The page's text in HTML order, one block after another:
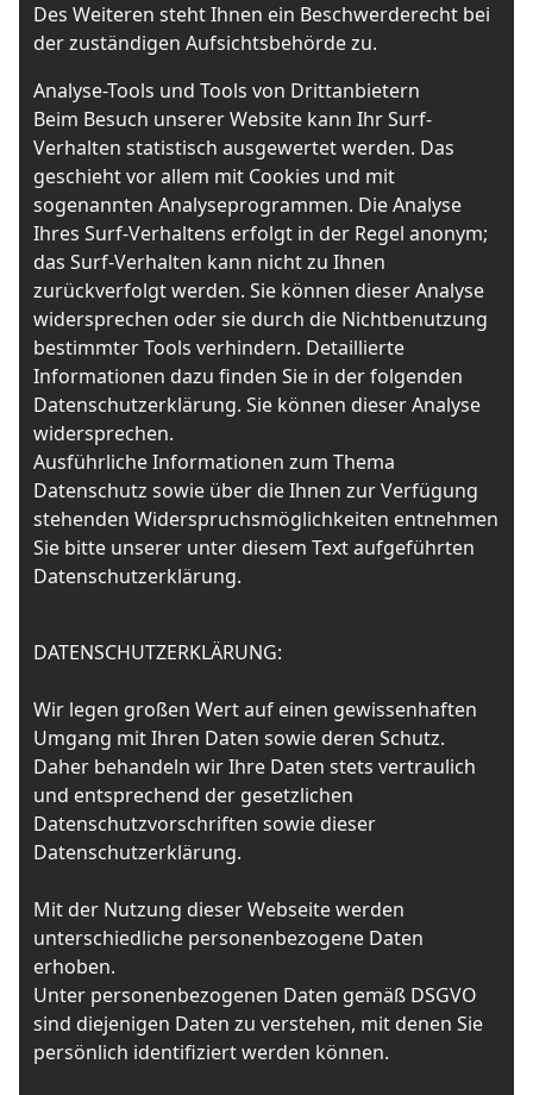
Des Weiteren steht Ihnen ein Beschwerderecht bei
der zuständigen Aufsichtsbehörde zu.
Analyse-Tools und Tools von Drittanbietern
Beim Besuch unserer Website kann Ihr Surf-
Verhalten statistisch ausgewertet werden. Das
geschieht vor allem mit Cookies und mit
sogenannten Analyseprogrammen. Die Analyse
Ihres Surf-Verhaltens erfolgt in der Regel anonym;
das Surf-Verhalten kann nicht zu Ihnen
zurückverfolgt werden. Sie können dieser Analyse
widersprechen oder sie durch die Nichtbenutzung
bestimmter Tools verhindern. Detaillierte
Informationen dazu finden Sie in der folgenden
Datenschutzerklärung. Sie können dieser Analyse
widersprechen.
Ausführliche Informationen zum Thema
Datenschutz sowie über die Ihnen zur Verfügung
stehenden Widerspruchsmöglichkeiten entnehmen
Sie bitte unserer unter diesem Text aufgeführten
Datenschutzerklärung.
DATENSCHUTZERKLÄRUNG:
Wir legen großen Wert auf einen gewissenhaften
Umgang mit Ihren Daten sowie deren Schutz.
Daher behandeln wir Ihre Daten stets vertraulich
und entsprechend der gesetzlichen
Datenschutzvorschriften sowie dieser
Datenschutzerklärung.
Mit der Nutzung dieser Webseite werden
unterschiedliche personenbezogene Daten
erhoben.
Unter personenbezogenen Daten gemäß DSGVO
sind diejenigen Daten zu verstehen, mit denen Sie
persönlich identifiziert werden können.